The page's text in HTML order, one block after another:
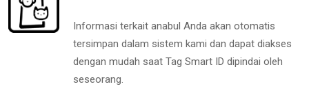
Informasi terkait anabul Anda akan otomatis
tersimpan dalam sistem kami dan dapat diakses
dengan mudah saat Tag Smart ID dipindai oleh
seseorang.